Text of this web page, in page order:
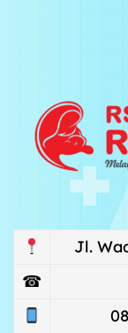
Jl.
☎